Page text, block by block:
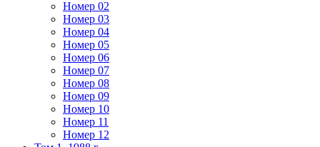
Номер 02
Номер 03
Номер 04
Номер 05
Номер 06
Номер 07
Номер 08
Номер 09
Номер 10
Номер 11
Номер 12